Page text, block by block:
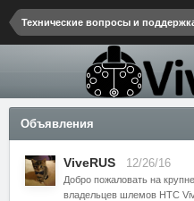
Технические вопросы и
Объявления
ViveRUS 12/26/16
Добро пожаловать на
владельцев шлемов HTC